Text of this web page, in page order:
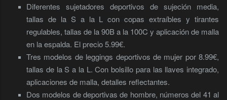
Diferentes sujetadores deportivos de sujeción media,
tallas de la S a la L con copas extraíbles y tirantes
regulables, tallas de la 90B a la 100C y aplicación de malla
en la espalda. El precio 5.99€.
Tres modelos de leggings deportivos de mujer por 8.99€,
tallas de la S a la L. Con bolsillo para las llaves integrado,
aplicaciones de malla, detalles reflectantes.
Dos modelos de deportivas de hombre, números del 41 al